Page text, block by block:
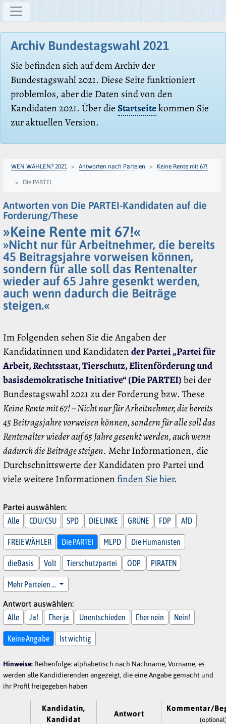
Archiv Bundestagswahl 2021
Sie befinden sich auf dem Archiv der
Bundestagswahl 2021. Diese Seite funktioniert
problemlos, aber die Daten sind von den
Kandidaten 2021. Über dieStartseitekommen Sie
zur aktuellen Version.
WEN WÄHLEN? 2021 Antworten nach Parteien Keine Rente mit 67!
Die PARTEI
Antworten von Die PARTEI-Kandidaten auf die
Forderung/These
»Keine Rente mit 67!«
»Nicht nur für Arbeitnehmer, die bereits
45 Beitragsjahre vorweisen können,
sondern für alle soll das Rentenalter
wieder auf 65 Jahre gesenkt werden,
auch wenn dadurch die Beiträge
steigen.«
Im Folgenden sehen Sie die Angaben der
Kandidatinnen und Kandidatender Partei „Partei für
Arbeit, Rechtsstaat, Tierschutz, Elitenförderung und
basisdemokratische Initiative“ (Die PARTEI)bei der
Bundestagswahl 2021 zu der Forderung bzw. These
Keine Rente mit 67! – Nicht nur für Arbeitnehmer, die bereits
45 Beitragsjahre vorweisen können, sondern für alle soll das
Rentenalter wieder auf 65 Jahre gesenkt werden, auch wenn
dadurch die Beiträge steigen. Mehr Informationen, die
Durchschnittswerte der Kandidaten pro Partei und
viele weitere Informationen finden Sie hier.
Partei auswählen:
Alle
CDU/CSU SPD DIE LINKE GRÜNE FDP AfD
FREIE WÄHLER Die PARTEI MLPD Die Humanisten
dieBasis Volt Tierschutzpartei ÖDP PIRATEN
Mehr Parteien …
Antwort auswählen:
Alle
Ja! Eher ja Unentschieden Eher nein Nein!
Keine Angabe Ist wichtig
Hinweise: Reihenfolge: alphabetisch nach Nachname, Vorname; es
werden alle Kandidierenden angezeigt, die eine Angabe gemacht und
ihr Profil freigegeben haben
Kandidatin,
Kandidat
Antwort
Kommentar/